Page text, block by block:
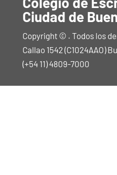
Ciudad de
Copyright © . Todos los
Callao 1542 (C1024AAO)
(+54 11) 4809-7000